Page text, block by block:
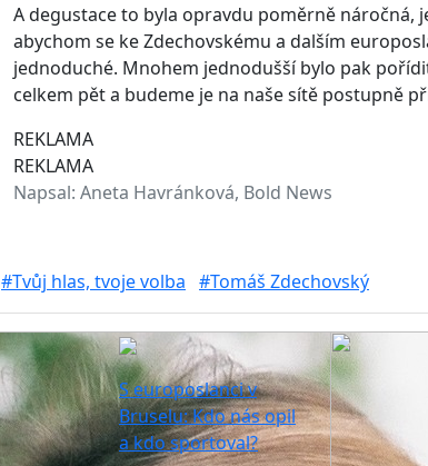
A degustace to byla opravdu poměrně náročná,
abychom se ke Zdechovskému a dalším
jednoduché. Mnohem jednodušší bylo pak
celkem pět a budeme je na naše sítě postupně
REKLAMA
REKLAMA
Napsal: Aneta Havránková, Bold News
#Tvůj hlas, tvoje volba #Tomáš Zdechovský
S europoslanci v
Bruselu: Kdo nás opil
a kdo sportoval?